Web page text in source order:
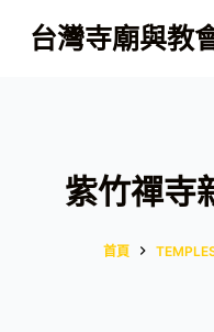
跳
至
台灣寺廟與教
紫竹禪寺
首頁